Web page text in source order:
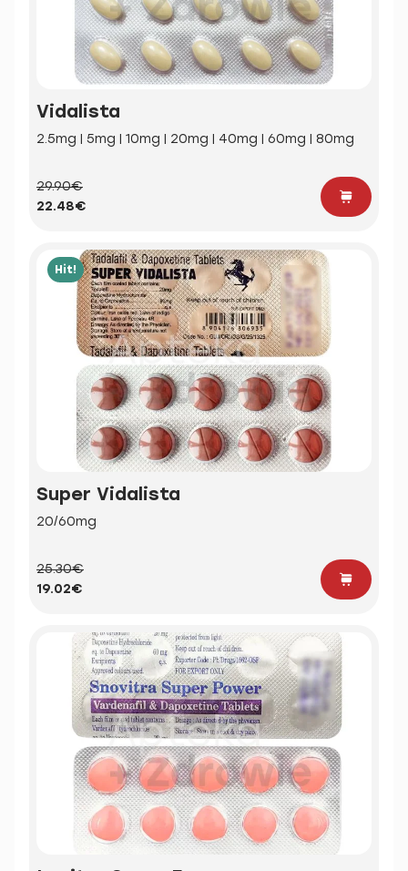
Vidalista
2.5mg | 5mg | 10mg | 20mg | 40mg | 60mg | 80mg
29.90€
22.48€
Hit!
Super Vidalista
20/60mg
25.30€
19.02€